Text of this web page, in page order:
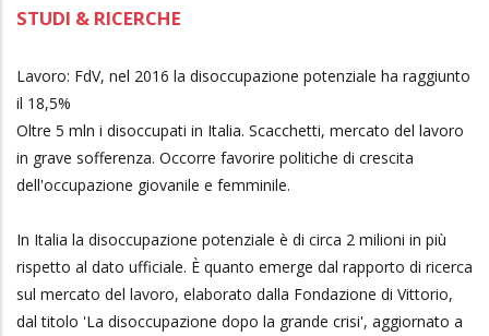
STUDI & RICERCHE
Lavoro: FdV, nel 2016 la disoccupazione potenziale ha raggiunto
il 18,5%
Oltre 5 mln i disoccupati in Italia. Scacchetti, mercato del lavoro
in grave sofferenza. Occorre favorire politiche di crescita
dell'occupazione giovanile e femminile.
In Italia la disoccupazione potenziale è di circa 2 milioni in più
rispetto al dato ufficiale. È quanto emerge dal rapporto di ricerca
sul mercato del lavoro, elaborato dalla Fondazione di Vittorio,
dal titolo 'La disoccupazione dopo la grande crisi', aggiornato a